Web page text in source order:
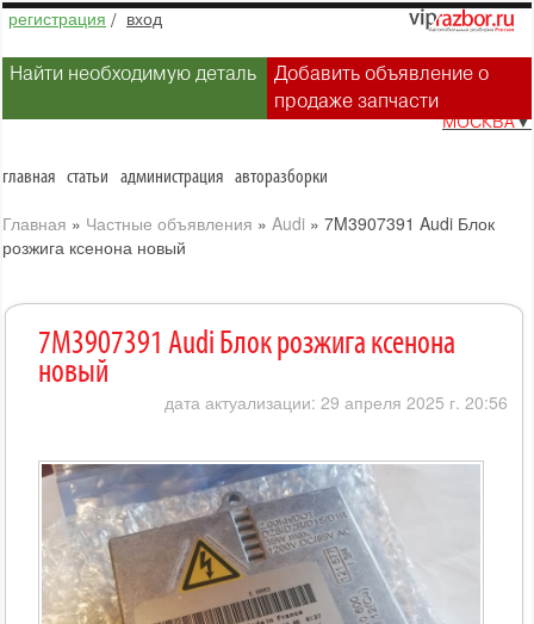
регистрация / вход
Найти необходимую деталь
Добавить объявление о
продаже запчасти
МОСКВА▼
главная статьи администрация авторазборки
Главная » Частные объявления » Audi » 7M3907391 Audi Блок
розжига ксенона новый
7M3907391 Audi Блок розжига ксенона
новый
дата актуализации: 29 апреля 2025 г. 20:56